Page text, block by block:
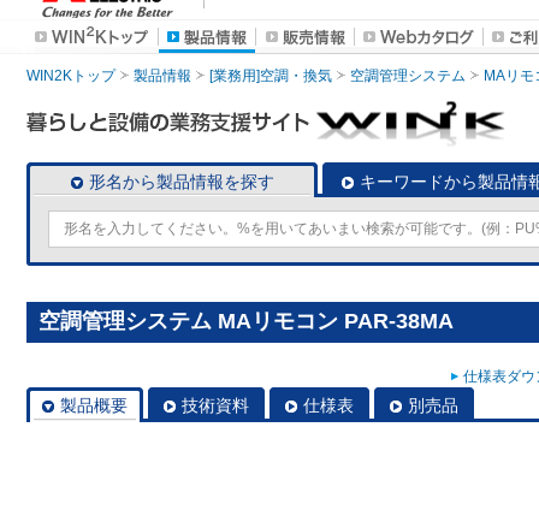
WIN2Kトップ 製品情報 [業務用]空調・換気 空調管理システム MAリモ
形名から製品情報を探す キーワードから製品情
空調管理システム MAリモコン PAR-38MA
仕様表ダ
製品概要 技術資料 仕様表 別売品